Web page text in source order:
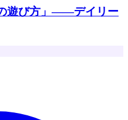
遊び方」——デイリー